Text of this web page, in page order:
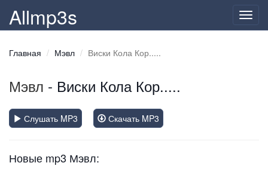
Allmp3s
Главная Мэвл Виски Кола Кор.....
Мэвл - Виски Кола Кор.....
Слушать MP3 Скачать MP3
Новые mp3 Мэвл: